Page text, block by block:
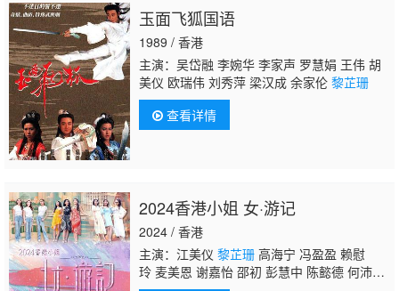
玉面飞狐国语
1989 / 香港
主演：吴岱融 李婉华 李家声 罗慧娟 王伟 胡
美仪 欧瑞伟 刘秀萍 梁汉成 余家伦 黎芷珊
查看详情
2024香港小姐 女·游记
2024 / 香港
主演：江美仪 黎芷珊高海宁 冯盈盈 赖慰
玲 麦美恩 谢嘉怡 邵初 彭慧中 陈懿德 何沛